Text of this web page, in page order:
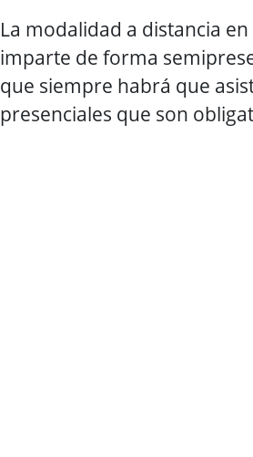
La modalidad a distancia en
imparte de forma
que siempre habrá que
presenciales que son